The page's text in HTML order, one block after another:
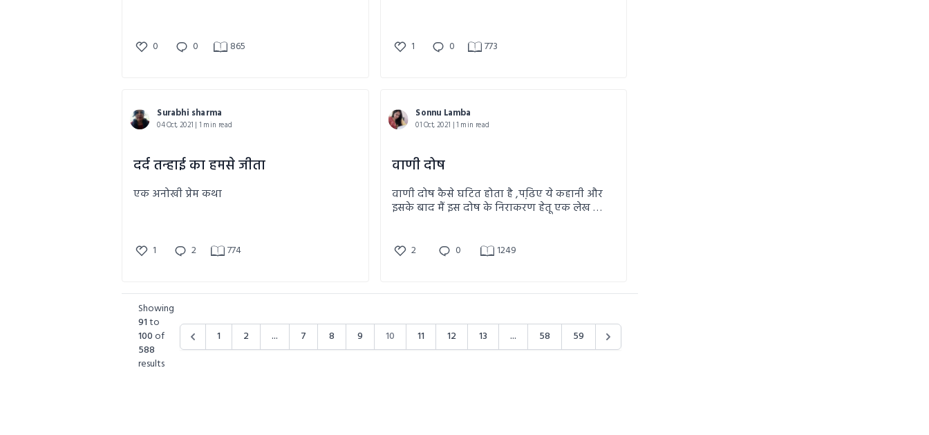
0 0 865 1 0 773
Surabhi sharma
04 Oct, 2021 | 1 min read
दर्द तन्हाई का हमसे जीता
एक अनोखी प्रेम कथा
1 2 774
Sonnu Lamba
01 Oct, 2021 | 1 min read
वाणी दोष
वाणी दोष कैसे घटित होता है ,पढि़ए ये कहानी और
इसके बाद मैं इस दोष के निराकरण हेतू एक लेख भी
2 0 1249
Showing
91to
100 of
588
results
1 2 ... 7 8 9 10 11 12 13 ... 58 59